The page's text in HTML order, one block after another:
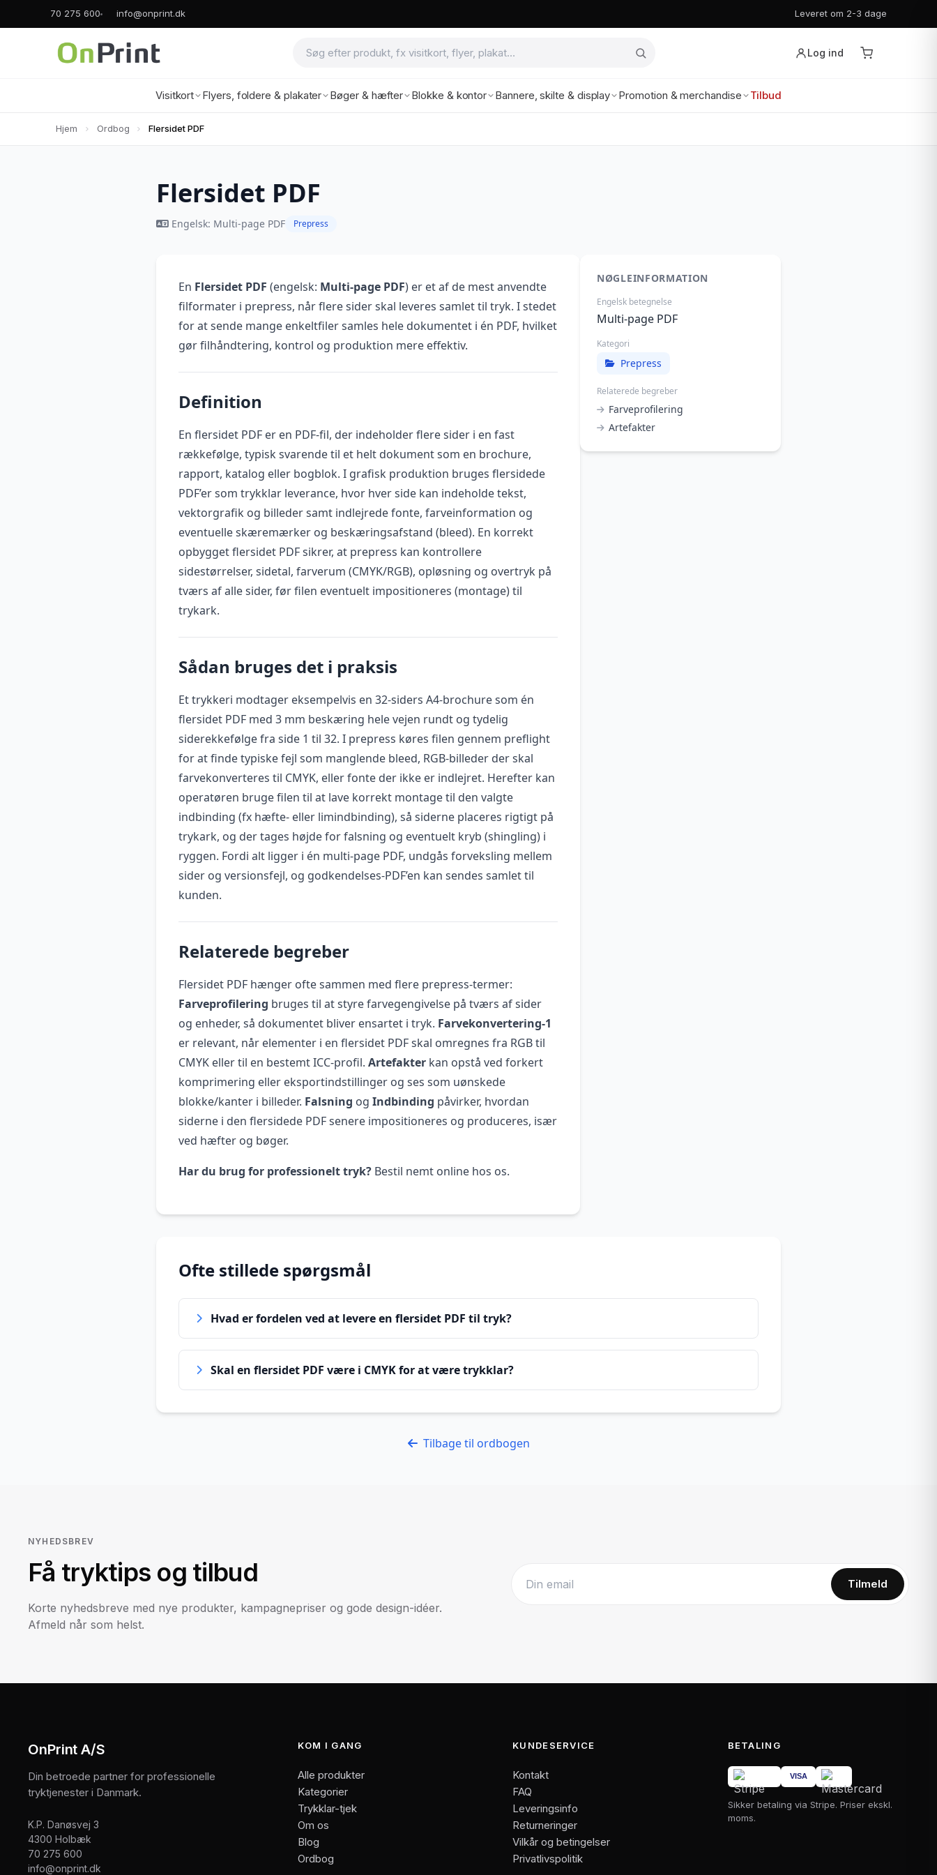
70 275 600 info@onprint.dk Leveret om 2-3 dage
Log ind
Visitkort Flyers, foldere & plakater Bøger & hæfter Blokke & kontor Bannere, skilte & display Promotion & merchandise Tilbud
Hjem Ordbog Flersidet PDF
Flersidet PDF
Engelsk: Multi-page PDF Prepress
En Flersidet PDF (engelsk: Multi-page PDF) er et af de mest anvendte
filformater i prepress, når flere sider skal leveres samlet til tryk. I stedet
for at sende mange enkeltfiler samles hele dokumentet i én PDF, hvilket
gør filhåndtering, kontrol og produktion mere effektiv.
Definition
En flersidet PDF er en PDF-fil, der indeholder flere sider i en fast
rækkefølge, typisk svarende til et helt dokument som en brochure,
rapport, katalog eller bogblok. I grafisk produktion bruges flersidede
PDF’er som trykklar leverance, hvor hver side kan indeholde tekst,
vektorgrafik og billeder samt indlejrede fonte, farveinformation og
eventuelle skæremærker og beskæringsafstand (bleed). En korrekt
opbygget flersidet PDF sikrer, at prepress kan kontrollere
sidestørrelser, sidetal, farverum (CMYK/RGB), opløsning og overtryk på
tværs af alle sider, før filen eventuelt impositioneres (montage) til
trykark.
Sådan bruges det i praksis
Et trykkeri modtager eksempelvis en 32-siders A4-brochure som én
flersidet PDF med 3 mm beskæring hele vejen rundt og tydelig
siderekkefølge fra side 1 til 32. I prepress køres filen gennem preflight
for at finde typiske fejl som manglende bleed, RGB-billeder der skal
farvekonverteres til CMYK, eller fonte der ikke er indlejret. Herefter kan
operatøren bruge filen til at lave korrekt montage til den valgte
indbinding (fx hæfte- eller limindbinding), så siderne placeres rigtigt på
trykark, og der tages højde for falsning og eventuelt kryb (shingling) i
ryggen. Fordi alt ligger i én multi-page PDF, undgås forveksling mellem
sider og versionsfejl, og godkendelses-PDF’en kan sendes samlet til
kunden.
Relaterede begreber
Flersidet PDF hænger ofte sammen med flere prepress-termer:
Farveprofilering bruges til at styre farvegengivelse på tværs af sider
og enheder, så dokumentet bliver ensartet i tryk. Farvekonvertering-1
er relevant, når elementer i en flersidet PDF skal omregnes fra RGB til
CMYK eller til en bestemt ICC-profil. Artefakter kan opstå ved forkert
komprimering eller eksportindstillinger og ses som uønskede
blokke/kanter i billeder. Falsning og Indbinding påvirker, hvordan
siderne i den flersidede PDF senere impositioneres og produceres, især
ved hæfter og bøger.
Har du brug for professionelt tryk? Bestil nemt online hos os.
NØGLEINFORMATION
Engelsk betegnelse
Multi-page PDF
Kategori
Prepress
Relaterede begreber
Farveprofilering
Artefakter
Ofte stillede spørgsmål
Hvad er fordelen ved at levere en flersidet PDF til tryk?
Skal en flersidet PDF være i CMYK for at være trykklar?
Tilbage til ordbogen
NYHEDSBREV
Få tryktips og tilbud
Korte nyhedsbreve med nye produkter, kampagnepriser og gode design-idéer.
Afmeld når som helst.
Tilmeld
OnPrint A/S
Din betroede partner for professionelle
tryktjenester i Danmark.
K.P. Danøsvej 3
4300 Holbæk
70 275 600
info@onprint.dk
KOM I GANG
Alle produkter
Kategorier
Trykklar-tjek
Om os
Blog
Ordbog
KUNDESERVICE
Kontakt
FAQ
Leveringsinfo
Returneringer
Vilkår og betingelser
Privatlivspolitik
BETALING
Sikker betaling via Stripe. Priser ekskl.
moms.